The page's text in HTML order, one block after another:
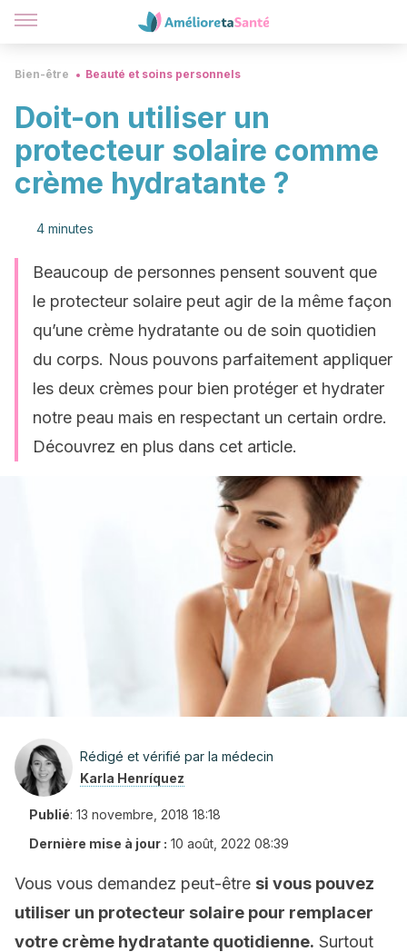
Bien-être Beauté et soins personnels
Doit-on utiliser un
protecteur solaire comme
crème hydratante ?
4 minutes
Beaucoup de personnes pensent souvent que
le protecteur solaire peut agir de la même façon
qu’une crème hydratante ou de soin quotidien
du corps. Nous pouvons parfaitement appliquer
les deux crèmes pour bien protéger et hydrater
notre peau mais en respectant un certain ordre.
Découvrez en plus dans cet article.
Rédigé et vérifié par la médecin
Karla Henríquez
Publié: 13 novembre, 2018 18:18
Dernière mise à jour : 10 août, 2022 08:39
Vous vous demandez peut-être si vous pouvez
utiliser un protecteur solaire pour remplacer
votre crème hydratante quotidienne. Surtout